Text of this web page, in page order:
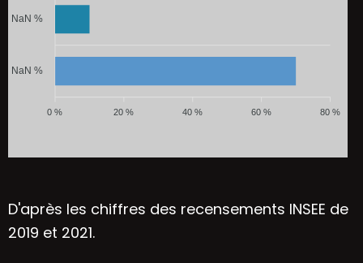
NaN %
NaN %
80 %
60 %
40 %
20 %
0 %
D'après les chiffres des recensements INSEE de
2019 et 2021.